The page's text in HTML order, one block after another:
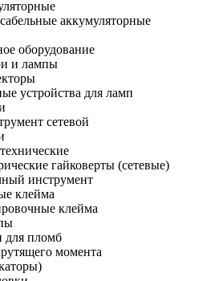
аккумуляторные
оборудование
и лампы
устройства для ламп
сетевой
гайковерты (сетевые)
инструмент
клейма
клейма
пломб
момента